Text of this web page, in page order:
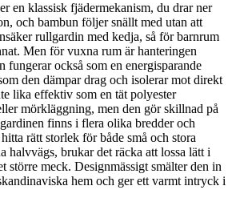
en klassisk fjädermekanism, du drar ner
och bambun följer snällt med utan att
rullgardin med kedja, så för barnrum
Men för vuxna rum är hanteringen
fungerar också som en energisparande
den dämpar drag och isolerar mot direkt
lika effektiv som en tät polyester
mörkläggning, men den gör skillnad på
finns i flera olika bredder och
rätt storlek för både små och stora
halvvägs, brukar det räcka att lossa lätt i
större meck. Designmässigt smälter den in
hem och ger ett varmt intryck i